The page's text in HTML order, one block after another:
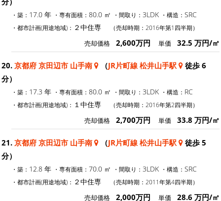
・築： 17.0 年 ・専有面積： 80.0 ㎡ ・間取り： 3LDK ・構造： SRC
・都市計画(用途地域)： ２中住専 （売却時期：2016年第1四半期）
売却価格 2,600万円 単価 32.5 万円/㎡
20. 京都府 京田辺市 山手南 （JR片町線 松井山手駅
徒歩 6
分）
・築： 17.3 年 ・専有面積： 80.0 ㎡ ・間取り： 3LDK ・構造： RC
・都市計画(用途地域)： １中住専 （売却時期：2016年第2四半期）
売却価格 2,700万円 単価 33.8 万円/㎡
21. 京都府 京田辺市 山手南 （JR片町線 松井山手駅
徒歩 5
分）
・築： 12.8 年 ・専有面積： 70.0 ㎡ ・間取り： 3LDK ・構造： SRC
・都市計画(用途地域)： ２中住専 （売却時期：2011年第4四半期）
売却価格 2,000万円 単価 28.6 万円/㎡